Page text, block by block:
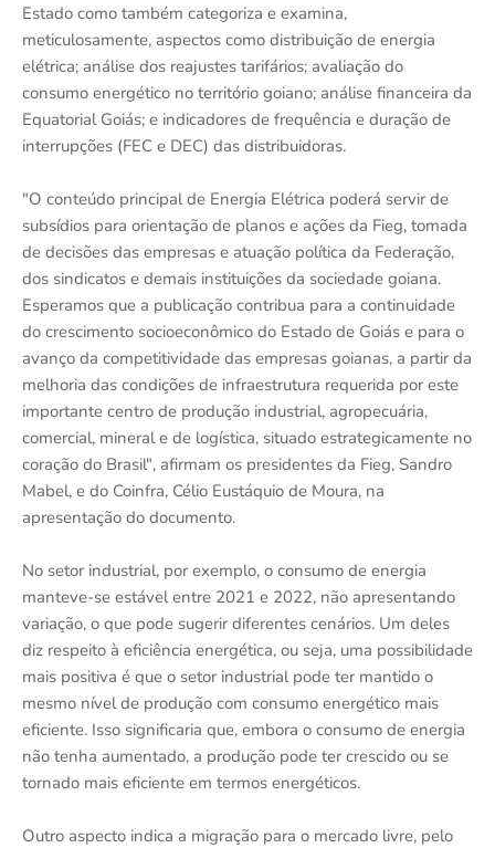
Estado como também categoriza e examina,
meticulosamente, aspectos como distribuição de energia
elétrica; análise dos reajustes tarifários; avaliação do
consumo energético no território goiano; análise financeira da
Equatorial Goiás; e indicadores de frequência e duração de
interrupções (FEC e DEC) das distribuidoras.
"O conteúdo principal de Energia Elétrica poderá servir de
subsídios para orientação de planos e ações da Fieg, tomada
de decisões das empresas e atuação política da Federação,
dos sindicatos e demais instituições da sociedade goiana.
Esperamos que a publicação contribua para a continuidade
do crescimento socioeconômico do Estado de Goiás e para o
avanço da competitividade das empresas goianas, a partir da
melhoria das condições de infraestrutura requerida por este
importante centro de produção industrial, agropecuária,
comercial, mineral e de logística, situado estrategicamente no
coração do Brasil", afirmam os presidentes da Fieg, Sandro
Mabel, e do Coinfra, Célio Eustáquio de Moura, na
apresentação do documento.
No setor industrial, por exemplo, o consumo de energia
manteve-se estável entre 2021 e 2022, não apresentando
variação, o que pode sugerir diferentes cenários. Um deles
diz respeito à eficiência energética, ou seja, uma possibilidade
mais positiva é que o setor industrial pode ter mantido o
mesmo nível de produção com consumo energético mais
eficiente. Isso significaria que, embora o consumo de energia
não tenha aumentado, a produção pode ter crescido ou se
tornado mais eficiente em termos energéticos.
Outro aspecto indica a migração para o mercado livre, pelo